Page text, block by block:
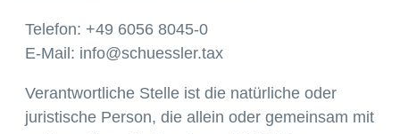
Telefon: +49 6056 8045-0
E-Mail: info@schuessler.tax
Verantwortliche Stelle ist die natürliche oder
juristische Person, die allein oder gemeinsam mit